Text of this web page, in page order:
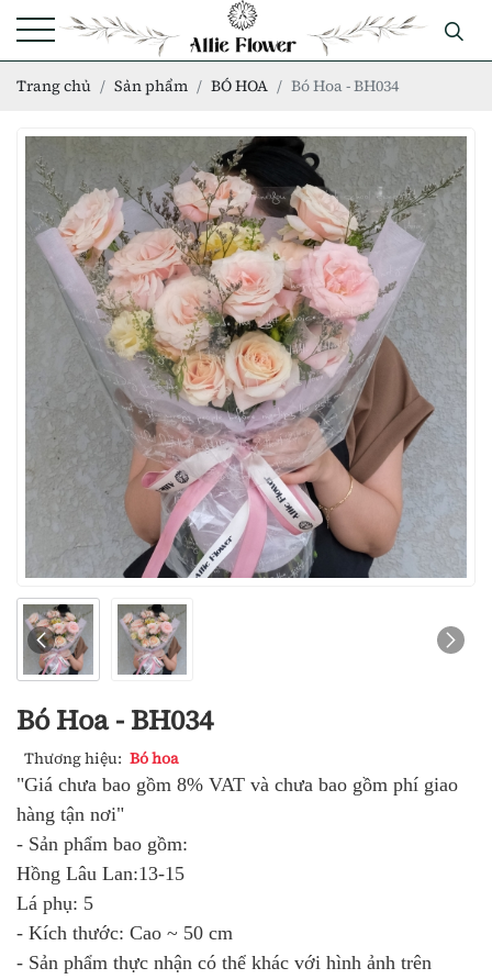
Trang chủ Sản phẩm BÓ HOA Bó Hoa - BH034
Bó Hoa - BH034
Thương hiệu: Bó hoa
"Giá chưa bao gồm 8% VAT và chưa bao gồm phí giao
hàng tận nơi"
- Sản phẩm bao gồm:
Hồng Lâu Lan:13-15
Lá phụ: 5
- Kích thước: Cao ~ 50 cm
- Sản phẩm thực nhận có thể khác với hình ảnh trên